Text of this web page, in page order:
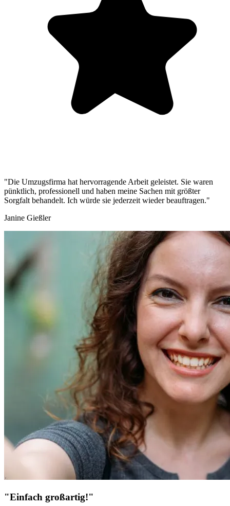
"Die Umzugsfirma hat hervorragende Arbeit geleistet. Sie waren
pünktlich, professionell und haben meine Sachen mit größter
Sorgfalt behandelt. Ich würde sie jederzeit wieder beauftragen."
Janine Gießler
"Einfach großartig!"